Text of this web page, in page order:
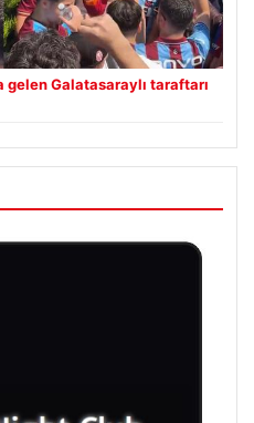
gelen Galatasaraylı taraftarı